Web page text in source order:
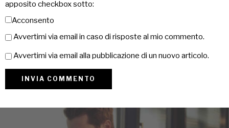
apposito checkbox sotto:
Acconsento
Avvertimi via email in caso di risposte al mio commento.
Avvertimi via email alla pubblicazione di un nuovo articolo.